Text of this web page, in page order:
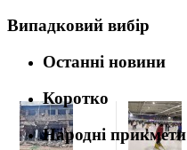
Випадковий вибір
Останні новини
Коротко
Народні прикмети